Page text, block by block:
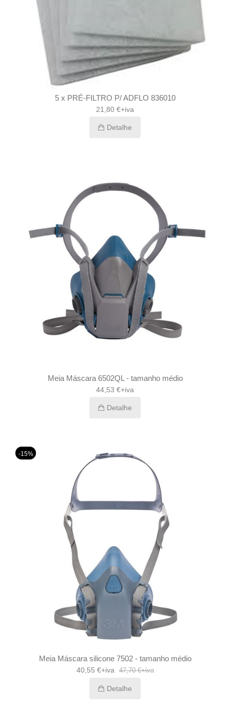
5 x PRÉ-FILTRO P/ ADFLO 836010
21,80 €+iva
Detalhe
Meia Máscara 6502QL - tamanho médio
44,53 €+iva
Detalhe
-15%
Meia Máscara silicone 7502 - tamanho médio
40,55 €+iva 47,70 €+iva
Detalhe